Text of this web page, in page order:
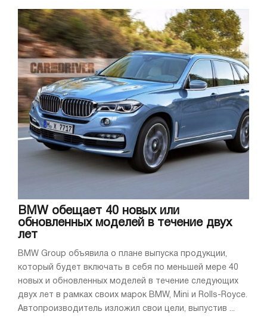
BMW обещает 40 новых или
обновленных моделей в течение двух
лет
BMW Group объявила о плане выпуска продукции,
который будет включать в себя по меньшей мере 40
новых и обновленных моделей в течение следующих
двух лет в рамках своих марок BMW, Mini и Rolls-Royce.
Автопроизводитель изложил свои цели, выпустив ...